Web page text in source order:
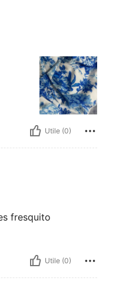
Utile (0)
fresquito
Utile (0)